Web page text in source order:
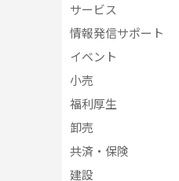
サービス
情報発信サポート
イベント
小売
福利厚生
卸売
共済・保険
建設